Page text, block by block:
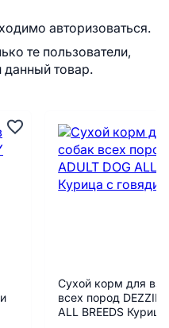
Сухой корм для
всех пород DEZZIE
ALL BREEDS
авторизоваться.
те пользователи,
данный товар.